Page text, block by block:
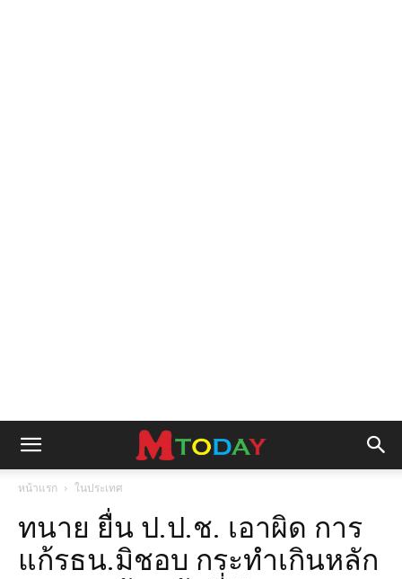
หน้าแรก ในประเทศ
ทนาย ยื่น ป.ป.ช. เอาผิด การ
แก้รธน.มิชอบ กระทำเกินหลัก